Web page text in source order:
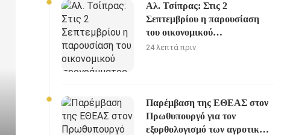
Αλ. Τσίπρας: Στις 2
Σεπτεμβρίου η παρουσίαση
του οικονομικού
προγράμματος της ΕΛ.Α.Σ.
24 λεπτά πριν
Παρέμβαση της ΕΘΕΑΣ στον
Πρωθυπουργό για τον
εξορθολογισμό των αγροτικών